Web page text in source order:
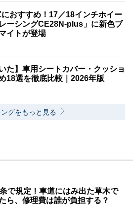
おすすめ！17／18インチホイー
ーシングCE28N-plus」に新色ブ
イトが登場
た】車用シートカバー・クッショ
18選を徹底比較｜2026年版
グをもっと見る
で規定！車道にはみ出た草木で
ら、修理費は誰が負担する？